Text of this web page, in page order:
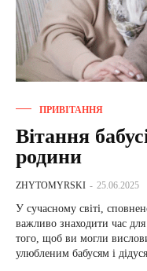
ПРИВІТАННЯ
Вітання
родини
ZHYTOMYRSKI - 25.06.2025
У сучасному світі,
важливо знаходити час
того, щоб ви могли
улюбленим бабусям і